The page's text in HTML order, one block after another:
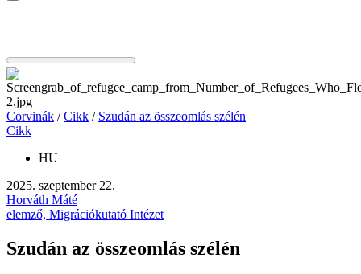
Corvinák /Cikk / Szudán az összeomlás szélén
Cikk
HU
2025. szeptember 22.
Horváth Máté
elemző, Migrációkutató Intézet
Szudán az összeomlás szélén